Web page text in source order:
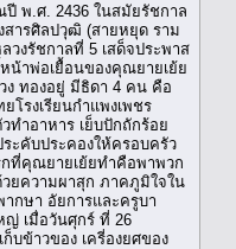
ปี พ.ศ. 2436 ในสมัยรัชกาล
ารศิลปวุฒิ (สายหยุด ราม
งรัชกาลที่ 5 เสด็จประพาส
น้าพ่อเยื้อนของคุณยายเย้ย
ง ทองอยู่ มีธิดา 4 คน คือ
โรงเรียนกำแพงเพชร
ทำอาหาร เย็บปักถักร้อย
ะคับประคองให้ครอบครัว
ที่คุณยายเย้ยทำคือพาพวก
ยความผาสุก ภาคภูมิใจใน
กษา อัยการและครูบา
เมื่อวันศุกร์ ที่ 26
บข้าวของ เครี่องยศของ